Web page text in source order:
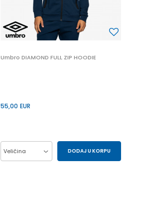
Umbro DIAMOND FULL ZIP HOODIE
55,00 EUR
Veličina DODAJ U KORPU